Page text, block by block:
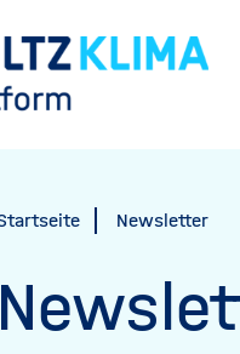
Startseite Newsletter